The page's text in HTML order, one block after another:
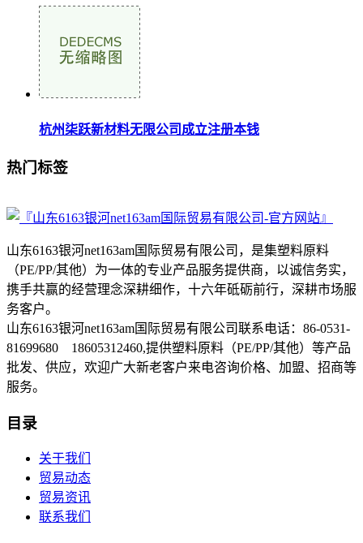
杭州柒跃新材料无限公司成立注册本钱
热门标签
山东6163银河net163am国际贸易有限公司，是集塑料原料
（PE/PP/其他）为一体的专业产品服务提供商，以诚信务实，
携手共赢的经营理念深耕细作，十六年砥砺前行，深耕市场服
务客户。
山东6163银河net163am国际贸易有限公司联系电话：86-0531-
81699680 18605312460,提供塑料原料（PE/PP/其他）等产品
批发、供应，欢迎广大新老客户来电咨询价格、加盟、招商等
服务。
目录
关于我们
贸易动态
贸易资讯
联系我们